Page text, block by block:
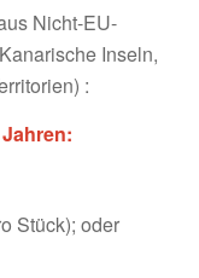
Nicht-EU-
Inseln,
:
Stück); oder